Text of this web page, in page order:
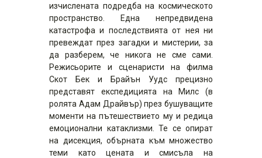
изчислената подредба на космическото
пространство. Една непредвидена
катастрофа и последствията от нея ни
превеждат през загадки и мистерии, за
да разберем, че никога не сме сами.
Режисьорите и сценаристи на филма
Скот Бек и Брайън Уудс прецизно
представят експедицията на Милс (в
ролята Адам Драйвър) през бушуващите
моменти на пътешествието му и редица
емоционални катаклизми. Те се опират
на дисекция, обърната към множество
теми като цената и смисъла на